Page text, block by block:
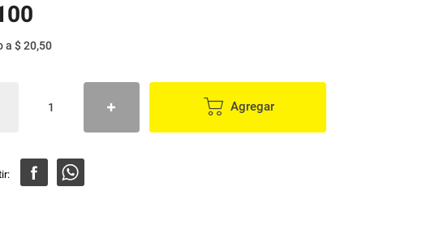
a $ 20,50
Agregar